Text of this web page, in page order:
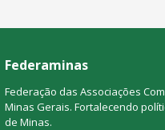
Federaminas
Federação das Associações
Minas Gerais. Fortalecendo
de Minas.